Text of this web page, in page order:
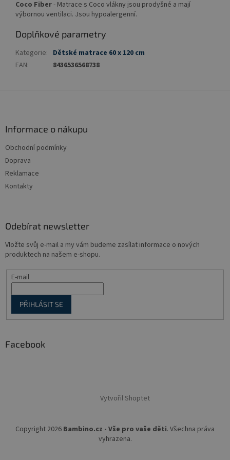
Coco Fiber- Matrace s Coco vlákny jsou prodyšné a mají
výbornou ventilaci. Jsou hypoalergenní.
Doplňkové parametry
Kategorie: Dětské matrace 60 x 120 cm
EAN: 8436536568738
Informace o nákupu
Obchodní podmínky
Doprava
Reklamace
Kontakty
Odebírat newsletter
Vložte svůj e-mail a my vám budeme zasílat informace o nových
produktech na našem e-shopu.
E-mail
PŘIHLÁSIT SE
Facebook
Vytvořil Shoptet
Copyright 2026 Bambino.cz - Vše pro vaše děti. Všechna práva
vyhrazena.